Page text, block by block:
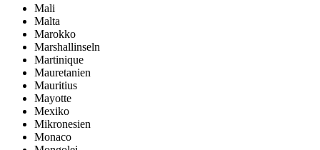
Mali
Malta
Marokko
Marshallinseln
Martinique
Mauretanien
Mauritius
Mayotte
Mexiko
Mikronesien
Monaco